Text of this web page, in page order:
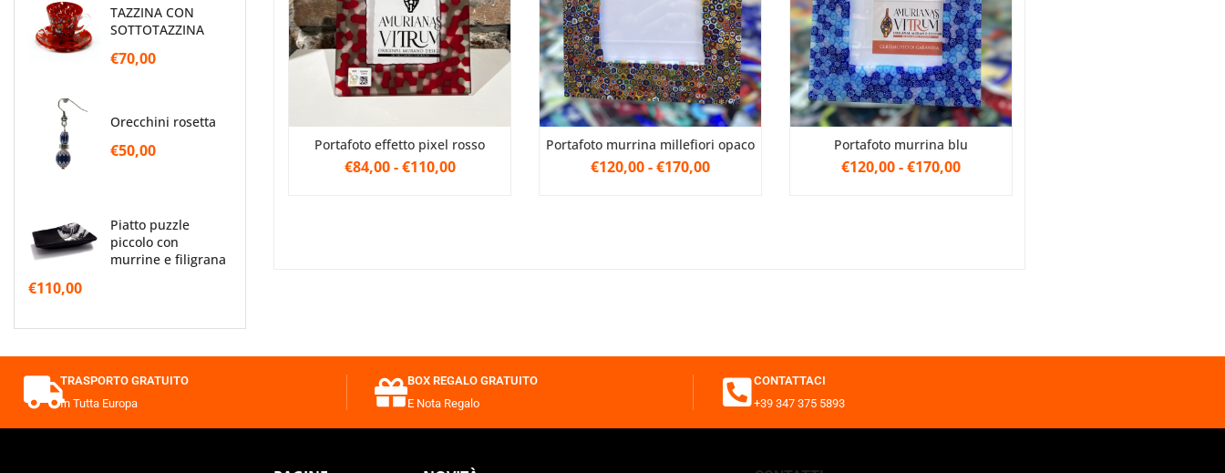
TAZZINA CON
SOTTOTAZZINA
€70,00
orecchini rosetta
€50,00
piatto puzzle
piccolo con
murrine e filigrana
€110,00
Portafoto effetto pixel rosso
€84,00 - €110,00
Portafoto murrina millefiori opaco
€120,00-€170,00
Portafoto murrina blu
€120,00-€170,00
TRASPORTO GRATUITO
In Tutta Europa
BOX REGALO GRATUITO
E Nota Regalo
CONTATTACI
+39 347 375 5893